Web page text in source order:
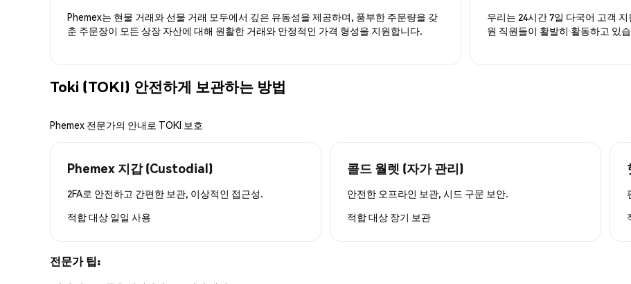
Phemex는 현물 거래와 선물 거래 모두에서 깊은 유동성을 제공하며, 풍부한 주문량을 갖
춘 주문장이 모든 상장 자산에 대해 원활한 거래와 안정적인 가격 형성을 지원합니다.
우리는 24시간 7일 다국어 고객
원 직원들이 활발히 활동하고 있
Toki (TOKI) 안전하게 보관하는 방법
Phemex 전문가의 안내로 TOKI 보호
Phemex 지갑 (Custodial)
2FA로 안전하고 간편한 보관, 이상적인 접근성.
적합 대상 일일 사용
콜드 월렛 (자가 관리)
안전한 오프라인 보관, 시드 구문 보안.
적합 대상 장기 보관
전문가 팁: